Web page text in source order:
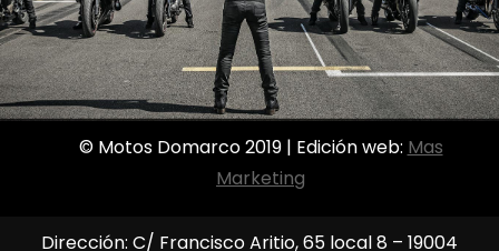
© Motos Domarco 2019 | Edición web: Mas
Marketing
Dirección: C/ Francisco Aritio, 65 local 8 – 19004